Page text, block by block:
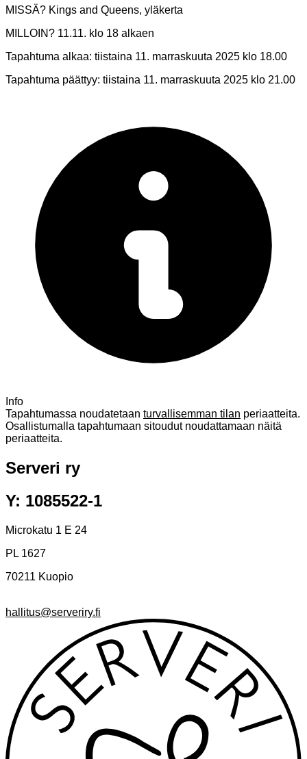
MISSÄ? Kings and Queens, yläkerta
MILLOIN? 11.11. klo 18 alkaen
Tapahtuma alkaa: tiistaina 11. marraskuuta 2025 klo 18.00
Tapahtuma päättyy: tiistaina 11. marraskuuta 2025 klo 21.00
Info
Tapahtumassa noudatetaan turvallisemman tilan periaatteita.
Osallistumalla tapahtumaan sitoudut noudattamaan näitä
periaatteita.
Serveri ry
Y: 1085522-1
Microkatu 1 E 24
PL 1627
70211 Kuopio
hallitus@serveriry.fi